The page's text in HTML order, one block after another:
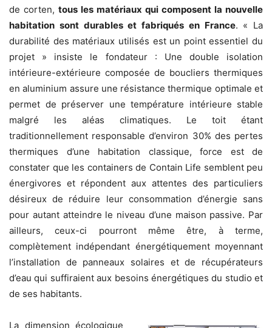
de corten, tous les matériaux qui composent la nouvelle
habitation sont durables et fabriqués en France. « La
durabilité des matériaux utilisés est un point essentiel du
projet » insiste le fondateur : Une double isolation
intérieure-extérieure composée de boucliers thermiques
en aluminium assure une résistance thermique optimale et
permet de préserver une température intérieure stable
malgré les aléas climatiques. Le toit étant
traditionnellement responsable d’environ 30% des pertes
thermiques d’une habitation classique, force est de
constater que les containers de Contain Life semblent peu
énergivores et répondent aux attentes des particuliers
désireux de réduire leur consommation d’énergie sans
pour autant atteindre le niveau d’une maison passive. Par
ailleurs, ceux-ci pourront même être, à terme,
complètement indépendant énergétiquement moyennant
l’installation de panneaux solaires et de récupérateurs
d’eau qui suffiraient aux besoins énergétiques du studio et
de ses habitants.
La dimension écologique